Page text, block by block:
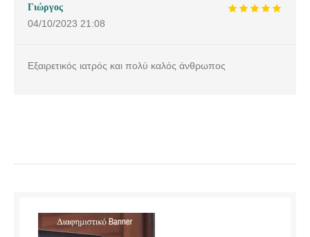
Γιώργος
04/10/2023 21:08
Εξαιρετικός ιατρός και πολύ καλός άνθρωπος